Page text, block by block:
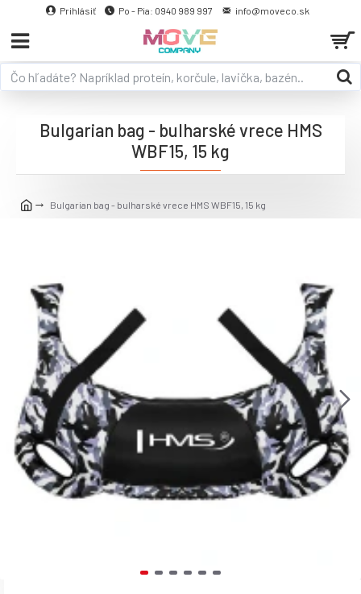
Prihlásiť Po - Pia: 0940 989 997 info@moveco.sk
Bulgarian bag - bulharské vrece HMS WBF15, 15 kg
Bulgarian bag - bulharské vrece HMS
WBF15, 15 kg